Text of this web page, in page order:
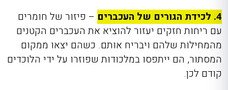
4. לכידת הגורים של העכברים
– פיזור של חומרים
עם ריחות חזקים יעזור להוציא את העכברים הקטנים
מהמחילות שלהם ויבריח אותם. כשהם יצאו ממקום
המסתור, הם ייתפסו במלכודות שפוזרו על ידי הלוכדים
קודם לכן.